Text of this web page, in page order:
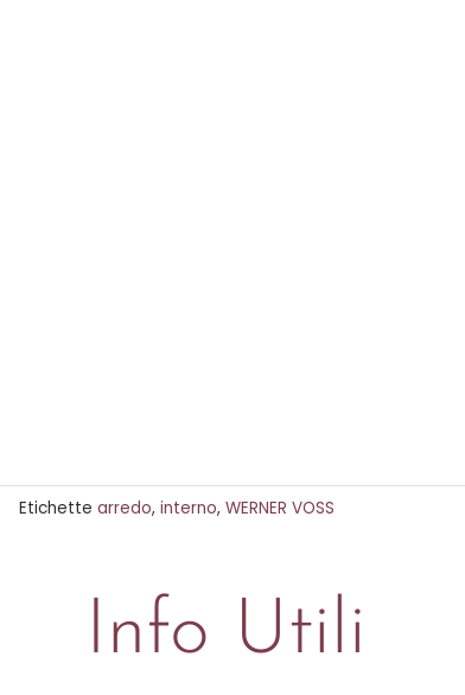
Etichette arredo, interno, WERNER VOSS
Info Utili